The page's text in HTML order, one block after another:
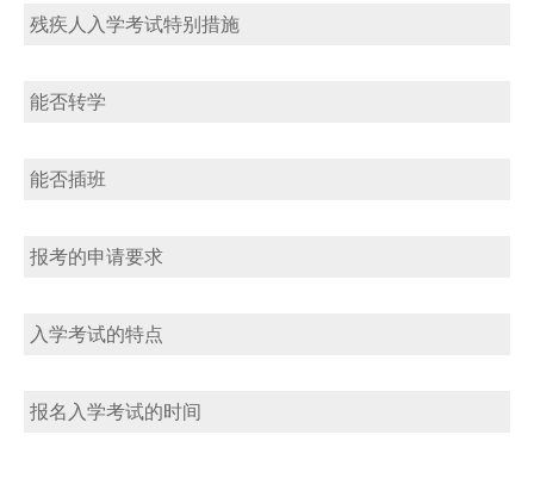
残疾人入学考试特别措施
能否转学
能否插班
报考的申请要求
入学考试的特点
报名入学考试的时间